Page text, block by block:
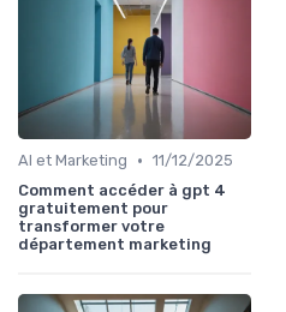
AI et Marketing • 11/12/2025
Comment accéder à gpt 4
gratuitement pour
transformer votre
département marketing